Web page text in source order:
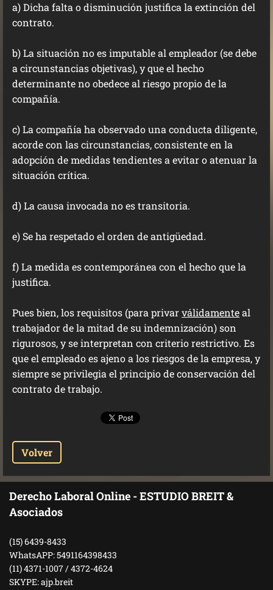
a) Dicha falta o disminución justifica la extinción del
contrato.
b) La situación no es imputable al empleador (se debe
a circunstancias objetivas), y que el hecho
determinante no obedece al riesgo propio de la
compañía.
c) La compañía ha observado una conducta diligente,
acorde con las circunstancias, consistente en la
adopción de medidas tendientes a evitar o atenuar la
situación crítica.
d) La causa invocada no es transitoria.
e) Se ha respetado el orden de antigüedad.
f) La medida es contemporánea con el hecho que la
justifica.
Pues bien, los requisitos (para privarválidamenteal
trabajador de la mitad de su indemnización) son
rigurosos, y se interpretan con criterio restrictivo. Es
que el empleado es ajeno a los riesgos de la empresa, y
siempre se privilegia el principio de conservación del
contrato de trabajo.
Volver
Derecho Laboral Online - ESTUDIO BREIT &
Asociados
(15) 6439-8433
WhatsAPP: 5491164398433
(11) 4371-1007 / 4372-4624
SKYPE: ajp.breit